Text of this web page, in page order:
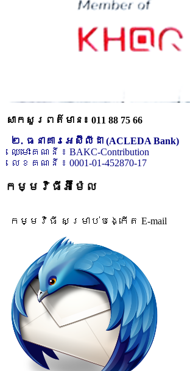
សាកសួរពត៌មាន៖ 011 88 75 66
២. ធនាគារអេស៊ីលីដា (ACLEDA Bank)
ឈ្មោះគណនី ៖ BAKC-Contribution
លេខគណនី ៖ 0001-01-452870-17
កម្មវិធីអ៊ីម៉ែល
កម្មវិធី សម្រាប់បង្កើត E-mail